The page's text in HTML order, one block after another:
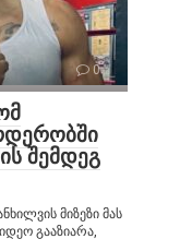
0
შემდეგ
მიზეზი მას
გააზიარა,